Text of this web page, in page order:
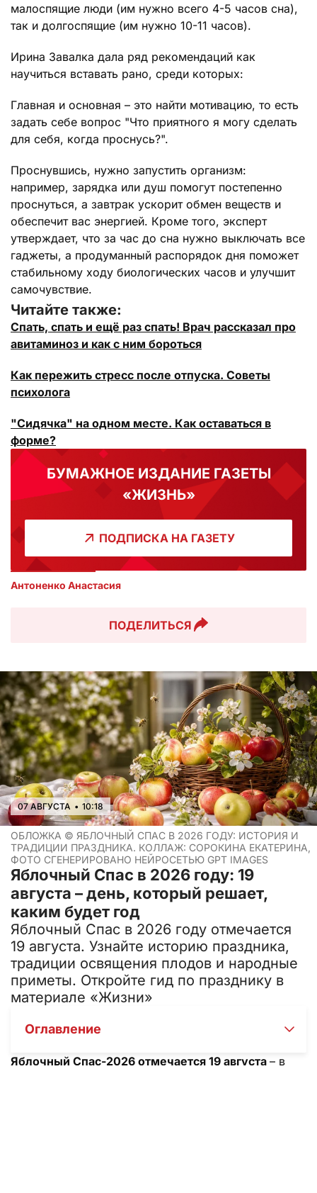
малоспящие люди (им нужно всего 4-5 часов сна),
так и долгоспящие (им нужно 10-11 часов).
Ирина Завалка дала ряд рекомендаций как
научиться вставать рано, среди которых:
Главная и основная – это найти мотивацию, то есть
задать себе вопрос "Что приятного я могу сделать
для себя, когда проснусь?".
Проснувшись, нужно запустить организм:
например, зарядка или душ помогут постепенно
проснуться, а завтрак ускорит обмен веществ и
обеспечит вас энергией. Кроме того, эксперт
утверждает, что за час до сна нужно выключать все
гаджеты, а продуманный распорядок дня поможет
стабильному ходу биологических часов и улучшит
самочувствие.
Читайте также:
Спать, спать и ещё раз спать! Врач рассказал про
авитаминоз и как с ним бороться
Как пережить стресс после отпуска. Советы
психолога
"Сидячка" на одном месте. Как оставаться в
форме?
БУМАЖНОЕ ИЗДАНИЕ ГАЗЕТЫ
«ЖИЗНЬ»
ПОДПИСКА НА ГАЗЕТУ
Антоненко Анастасия
ПОДЕЛИТЬСЯ
07 АВГУСТА • 10:18
ОБЛОЖКА © ЯБЛОЧНЫЙ СПАС В 2026 ГОДУ: ИСТОРИЯ И
ТРАДИЦИИ ПРАЗДНИКА. КОЛЛАЖ: СОРОКИНА ЕКАТЕРИНА,
ФОТО СГЕНЕРИРОВАНО НЕЙРОСЕТЬЮ GPT IMAGES
Яблочный Спас в 2026 году: 19
августа – день, который решает,
каким будет год
Яблочный Спас в 2026 году отмечается
19 августа. Узнайте историю праздника,
традиции освящения плодов и народные
приметы. Откройте гид по празднику в
материале «Жизни»
Оглавление
Яблочный Спас-2026 отмечается 19 августа – в